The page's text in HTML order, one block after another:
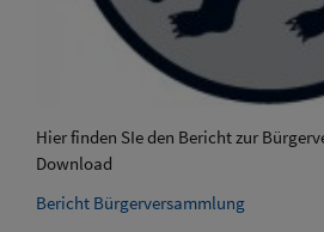
Hier finden SIe den Bericht zur
Download
Bericht Bürgerversammlung